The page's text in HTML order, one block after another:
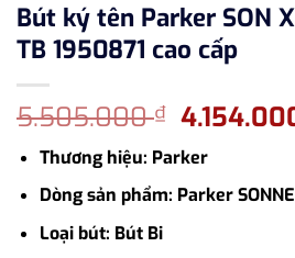
Bút ký tên Parker SON
TB 1950871 cao cấp
5.505.000₫ Giá
gốc
là:
Thương hiệu: Parker
Dòng sản phẩm: Parker
Loại bút: Bút Bi